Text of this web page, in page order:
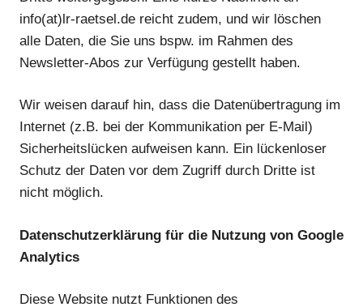
info(at)lr-raetsel.de reicht zudem, und wir löschen
alle Daten, die Sie uns bspw. im Rahmen des
Newsletter-Abos zur Verfügung gestellt haben.
Wir weisen darauf hin, dass die Datenübertragung im
Internet (z.B. bei der Kommunikation per E-Mail)
Sicherheitslücken aufweisen kann. Ein lückenloser
Schutz der Daten vor dem Zugriff durch Dritte ist
nicht möglich.
Datenschutzerklärung für die Nutzung von Google
Analytics
Diese Website nutzt Funktionen des